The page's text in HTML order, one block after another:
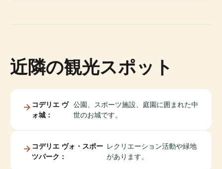
近隣の観光スポット
コデリエ ヴ
ォ城：
公園、スポーツ施設、庭園に囲まれた中
世のお城です。
コデリエ ヴォ・スポー
ツパーク：
レクリエーション活動や緑地
があります。